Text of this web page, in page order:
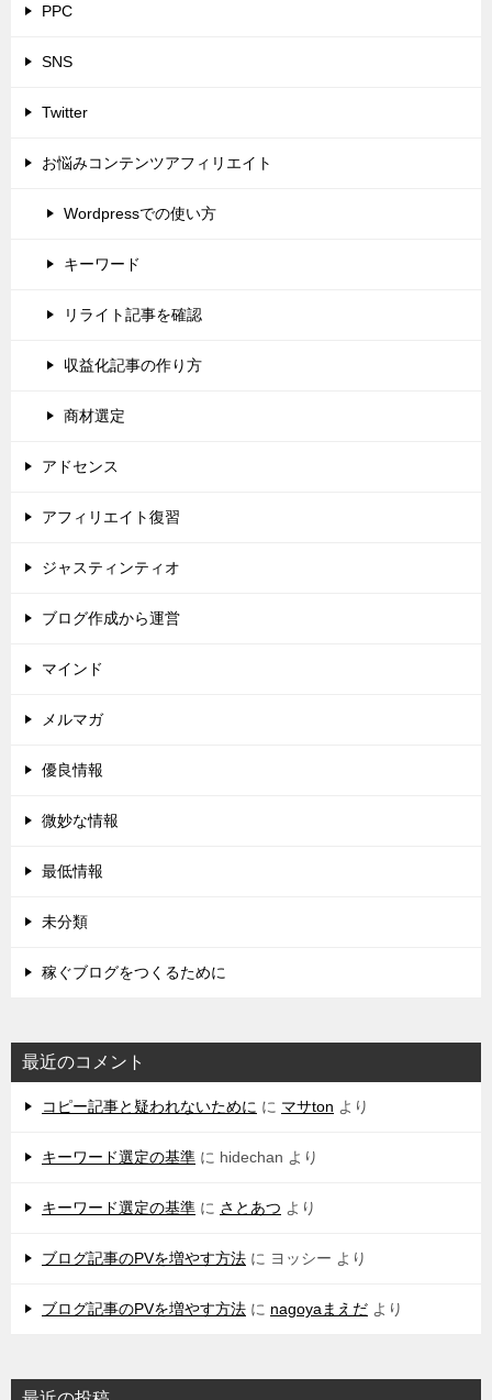
PPC
SNS
Twitter
お悩みコンテンツアフィリエイト
Wordpressでの使い方
キーワード
リライト記事を確認
収益化記事の作り方
商材選定
アドセンス
アフィリエイト復習
ジャスティンティオ
ブログ作成から運営
マインド
メルマガ
優良情報
微妙な情報
最低情報
未分類
稼ぐブログをつくるために
最近のコメント
コピー記事と疑われないために に マサton より
キーワード選定の基準 に hidechan より
キーワード選定の基準 に さとあつ より
ブログ記事のPVを増やす方法 に ヨッシー より
ブログ記事のPVを増やす方法 に nagoyaまえだ より